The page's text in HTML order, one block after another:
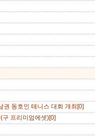
동호인 테니스 대회 개최[0]
프리미엄에셋)[0]